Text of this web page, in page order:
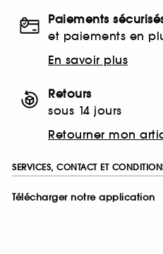
Paiements
et paiements en
En savoir plus
Retours
sous 14 jours
Retourner mon
SERVICES, CONTACT ET
Télécharger notre application